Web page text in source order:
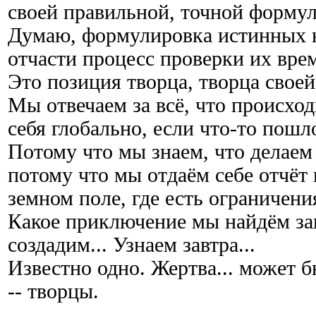
своей правильной, точной
Думаю, формулировка истинных
отчасти процесс проверки их
Это позиция творца, творца
Мы отвечаем за всё, что
себя глобально, если что-то
Потому что мы знаем, что
потому что мы отдаём себе отчёт
земном поле, где есть
Какое приключение мы найдём
создадим... Узнаем завтра...
Известно одно. Жертва... может
-- творцы.